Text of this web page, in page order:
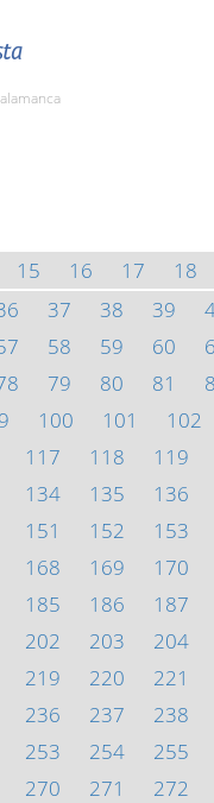
15 16 17 18
37 38 39
58 59 60
79 80 81
100 101 102
117 118 119
134 135 136
151 152 153
168 169 170
185 186 187
202 203 204
219 220 221
236 237 238
253 254 255
270 271 272